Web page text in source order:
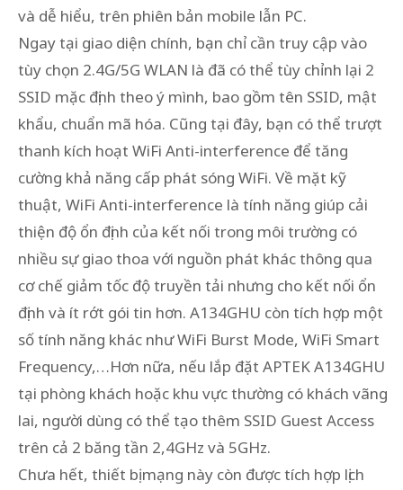
và dễ hiểu, trên phiên bản mobile lẫn PC.
Ngay tại giao diện chính, bạn chỉ cần truy cập vào
tùy chọn 2.4G/5G WLAN là đã có thể tùy chỉnh lại 2
SSID mặc định theo ý mình, bao gồm tên SSID, mật
khẩu, chuẩn mã hóa. Cũng tại đây, bạn có thể trượt
thanh kích hoạt WiFi Anti-interference để tăng
cường khả năng cấp phát sóng WiFi. Về mặt kỹ
thuật, WiFi Anti-interference là tính năng giúp cải
thiện độ ổn định của kết nối trong môi trường có
nhiều sự giao thoa với nguồn phát khác thông qua
cơ chế giảm tốc độ truyền tải nhưng cho kết nối ổn
định và ít rớt gói tin hơn. A134GHU còn tích hợp một
số tính năng khác như WiFi Burst Mode, WiFi Smart
Frequency,…Hơn nữa, nếu lắp đặt APTEK A134GHU
tại phòng khách hoặc khu vực thường có khách vãng
lai, người dùng có thể tạo thêm SSID Guest Access
trên cả 2 băng tần 2,4GHz và 5GHz.
Chưa hết, thiết bị mạng này còn được tích hợp lịch